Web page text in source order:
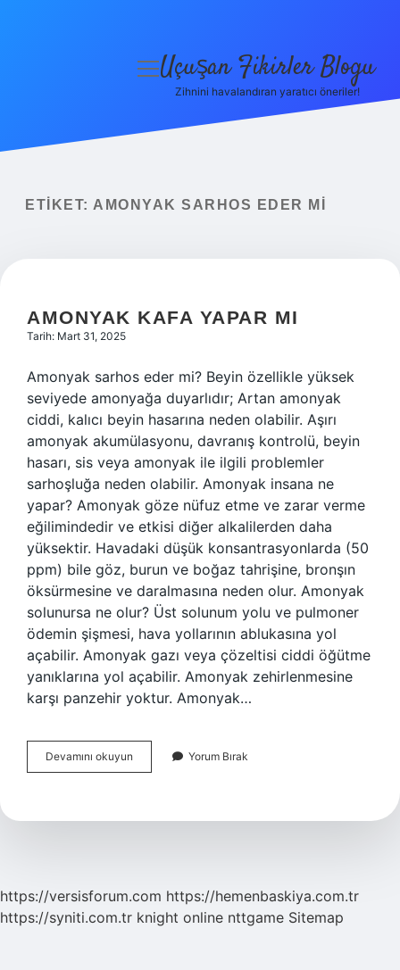
Yasal Uyarı
menüyü
Uçuşan Fikirler Blogu
Zihnini havalandıran yaratıcı öneriler!
ETIKET: AMONYAK SARHOS EDER MI
AMONYAK KAFA YAPAR MI
Tarih: Mart 31, 2025
Amonyak sarhos eder mi? Beyin özellikle yüksek
seviyede amonyağa duyarlıdır; Artan amonyak
ciddi, kalıcı beyin hasarına neden olabilir. Aşırı
amonyak akumülasyonu, davranış kontrolü, beyin
hasarı, sis veya amonyak ile ilgili problemler
sarhoşluğa neden olabilir. Amonyak insana ne
yapar? Amonyak göze nüfuz etme ve zarar verme
eğilimindedir ve etkisi diğer alkalilerden daha
yüksektir. Havadaki düşük konsantrasyonlarda (50
ppm) bile göz, burun ve boğaz tahrişine, bronşın
öksürmesine ve daralmasına neden olur. Amonyak
solunursa ne olur? Üst solunum yolu ve pulmoner
ödemin şişmesi, hava yollarının ablukasına yol
açabilir. Amonyak gazı veya çözeltisi ciddi öğütme
yanıklarına yol açabilir. Amonyak zehirlenmesine
karşı panzehir yoktur. Amonyak…
Devamını okuyun Amonyak
Kafa
Yorum Bırak
https://versisforum.com https://hemenbaskiya.com.tr
https://syniti.com.tr knight online nttgame Sitemap